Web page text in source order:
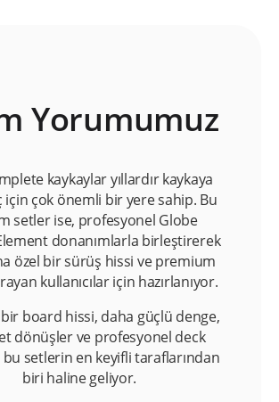
Yorumumuz
kaykaylar yıllardır kaykaya
için çok önemli bir yere sahip. Bu
setler ise, profesyonel Globe
donanımlarla birleştirerek
özel bir sürüş hissi ve premium
kullanıcılar için hazırlanıyor.
board hissi, daha güçlü denge,
dönüşler ve profesyonel deck
setlerin en keyifli taraflarından
biri haline geliyor.